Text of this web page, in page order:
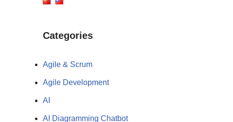
Categories
Agile & Scrum
Agile Development
AI
AI Diagramming Chatbot